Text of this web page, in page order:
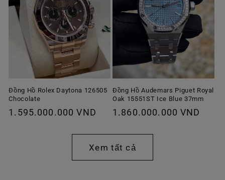
Đồng Hồ Rolex Daytona 126505
Chocolate
Giá
1.595.000.000 VND
Đồng Hồ Audemars Piguet Royal
Oak 15551ST Ice Blue 37mm
Giá
thường
1.860.000.000 VND
Xem tất cả